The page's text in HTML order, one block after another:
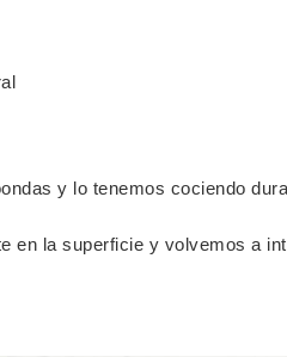
y lo tenemos cociendo
en la superficie y volvemos a